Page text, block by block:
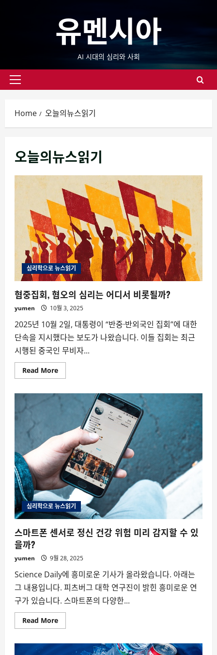
유멘시아
AI 시대의 심리와 사회
Primary
Home 오늘의뉴스읽기
오늘의뉴스읽기
심리학으로 뉴스읽기
혐중집회, 혐오의 심리는 어디서 비롯될까?
yumen 10월 3, 2025
2025년 10월 2일, 대통령이 “반중·반외국인 집회”에 대한
단속을 지시했다는 보도가 나왔습니다. 이들 집회는 최근
시행된 중국인 무비자...
Read MoreRead
more
중
집
의
심
리
는
어
디
서
비
롯
될
까?
심리학으로 뉴스읽기
스마트폰 센서로 정신 건강 위험 미리 감지할 수 있
을까?
yumen 9월 28, 2025
Science Daily에 흥미로운 기사가 올라왔습니다. 아래는
그 내용입니다. 피츠버그 대학 연구진이 밝힌 흥미로운 연
구가 있습니다. 스마트폰의 다양한...
Read MoreRead
more